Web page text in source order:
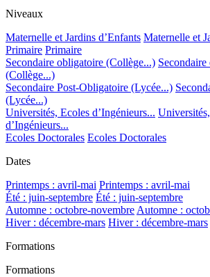
Niveaux
Maternelle et Jardins d’Enfants Maternelle et
Primaire Primaire
Secondaire obligatoire (Collège...)
(Collège...)
Secondaire Post-Obligatoire (Lycée...)
(Lycée...)
Universités, Ecoles d’Ingénieurs...
d’Ingénieurs...
Ecoles Doctorales Ecoles Doctorales
Dates
Printemps : avril-mai Printemps : avril-mai
Été : juin-septembre Été : juin-septembre
Automne : octobre-novembreAutomne :
Hiver : décembre-mars Hiver : décembre-mars
Formations
Formations